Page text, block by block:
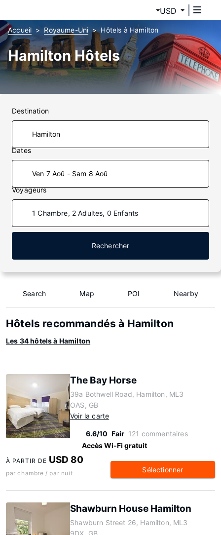
USD
Accueil Royaume-Uni Hôtels à Hamilton
Hamilton Hôtels
Destination
Dates
Ven 7 Aoû - Sam 8 Aoû
Voyageurs
1 Chambre, 2 Adultes, 0 Enfants
Rechercher
Search Map POI Nearby
Hôtels recommandés à Hamilton
Les 34 hôtels à Hamilton
The Bay Horse
39a Bothwell Road, Hamilton, ML3
OAS, GB
Voir la carte
6.6/10 Fair 121 commentaires
Accès Wi-Fi gratuit
À PARTIR DE USD 80
par chambre / par nuit Sélectionner
Shawburn House Hamilton
Shawburn Street 26, Hamilton, ML3
9DX, GB